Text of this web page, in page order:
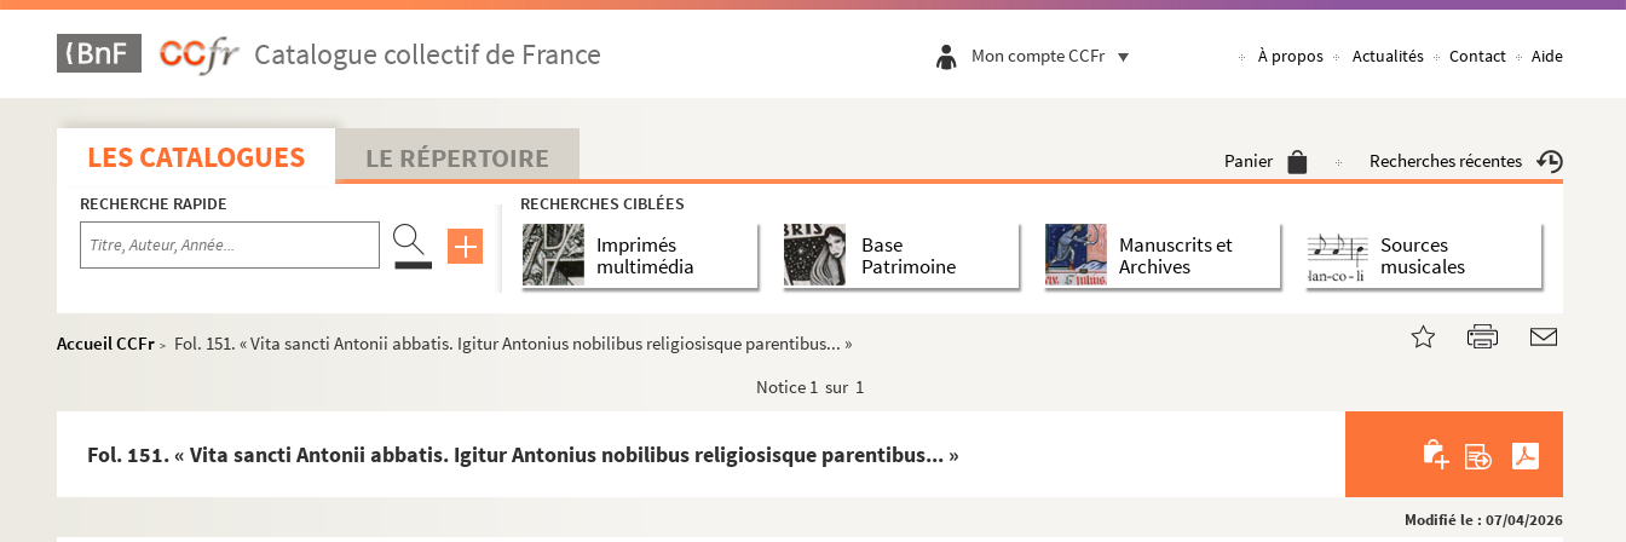
Catalogue collectif de France Mon compte CCFr À propos Actualités Contact Aide
LES CATALOGUES LE RÉPERTOIRE Panier Recherches récentes
RECHERCHE RAPIDE RECHERCHES CIBLÉES
Imprimés
multimédia
Base
Patrimoine
Manuscrits et
Archives
Sources
musicales
Accueil CCFr >
Fol. 151. « Vita sancti Antonii abbatis. Igitur Antonius nobilibus religiosisque parentibus... »
Notice 1 sur 1
Fol. 151. « Vita sancti Antonii abbatis. Igitur Antonius nobilibus religiosisque parentibus... »
Modifié le : 07/04/2026
Fol. 1. « Vita Judoci sacerdotis. Nobilissimis aecclesiae Dei filiis... Reverentissimus enim Dei famulus Jud...
Fol. 6. « Passionalis liber sanctorum ab VIII kl. januarii usque nonas fe(brua)r(ii). Incipiunt sermones san...
Fol. 19. « Passio sanctae Anastasiae virginis. Igitur sancta Anastasia tradita praefecto... »
Fol. 20 vo. « Passio sancti Marini martyris. Verbo vitae seminato... »
Fol. 25 vo. « Assumptio sancti Johannis apostoli et aevangelistae. Miletus servus Christi episcopis Laodicie... ...
Fol. 32. « Sermones sancti Augustini episcopi de natale Innocentum. Hodie, ff. kk., natale illorum infantum.....
Fol. 35 vo. « Actus sancti Silvestri papae. Constantinus imperator Augustus... »
Fol. 52 vo. « Passio sancti Concordii martyris. Temporibus Antonini imperatoris gravissima... »